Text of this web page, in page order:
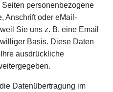
personenbezogene
Anschrift oder eMail-
Sie uns z. B. eine Email
Basis. Diese Daten
ausdrückliche
Datenübertragung im